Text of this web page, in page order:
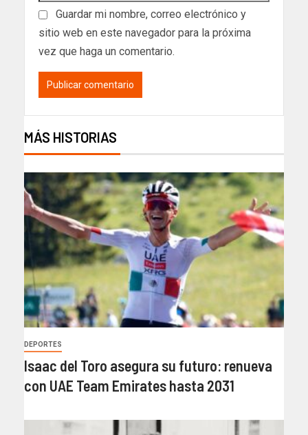
Guardar mi nombre, correo electrónico y
sitio web en este navegador para la próxima
vez que haga un comentario.
MÁS HISTORIAS
DEPORTES
Isaac del Toro asegura su futuro: renueva
con UAE Team Emirates hasta 2031